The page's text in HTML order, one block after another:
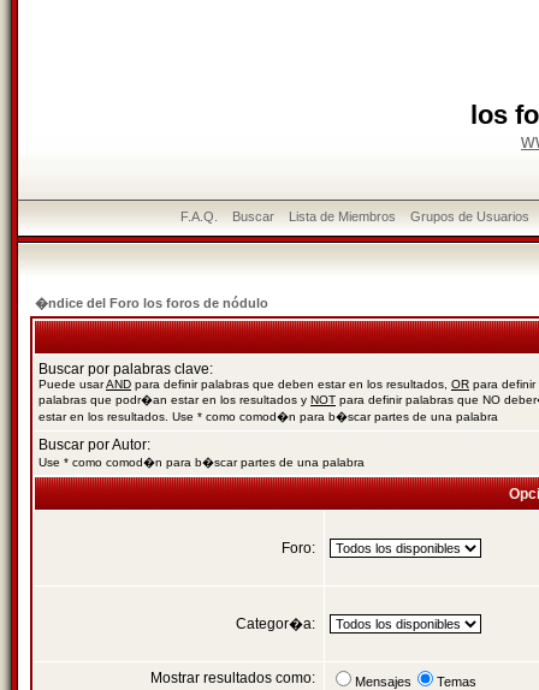
los
F.A.Q. Buscar Lista de Miembros Grupos de Usuarios
�ndice del Foro los foros de nódulo
Buscar por palabras clave:
Puede usarAND para definir palabras que deben estar en los resultados, OR para definir
palabras que podr�an estar en los resultados y NOT para definir palabras que NO
estar en los resultados. Use * como comod�n para b�scar partes de una palabra
Buscar por Autor:
Use * como comod�n para b�scar partes de una palabra
Foro:
Categor�a:
Mostrar resultados como: Mensajes Temas